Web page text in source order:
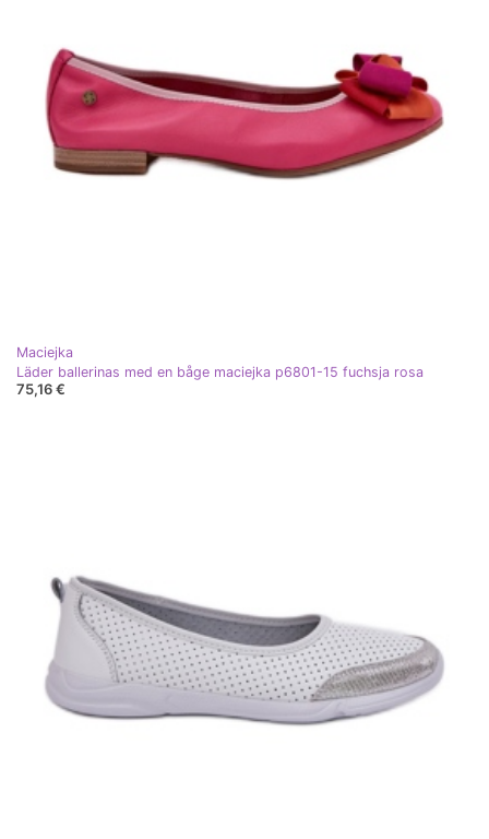
Maciejka
Läder ballerinas med en båge maciejka p6801-15 fuchsja rosa
75,16 €